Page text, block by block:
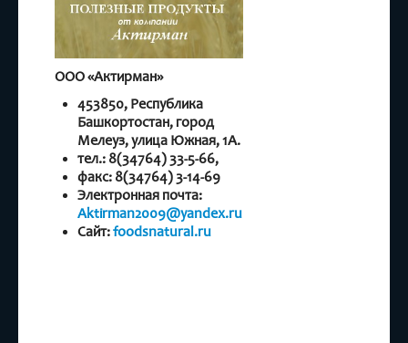
ООО «Актирман»
453850, Республика
Башкортостан, город
Мелеуз, улица Южная, 1А.
тел.: 8(34764) 33-5-66,
факс: 8(34764) 3-14-69
Электронная почта:
Aktirman2009@yandex.ru
Сайт:foodsnatural.ru